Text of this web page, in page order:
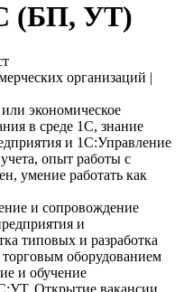
(БП, УТ)
организаций |
экономическое
в среде 1С, знание
и 1С:Управление
опыт работы с
умение работать как
и сопровождение
и
типовых и разработка
оборудованием
и обучение
Открытие вакансии